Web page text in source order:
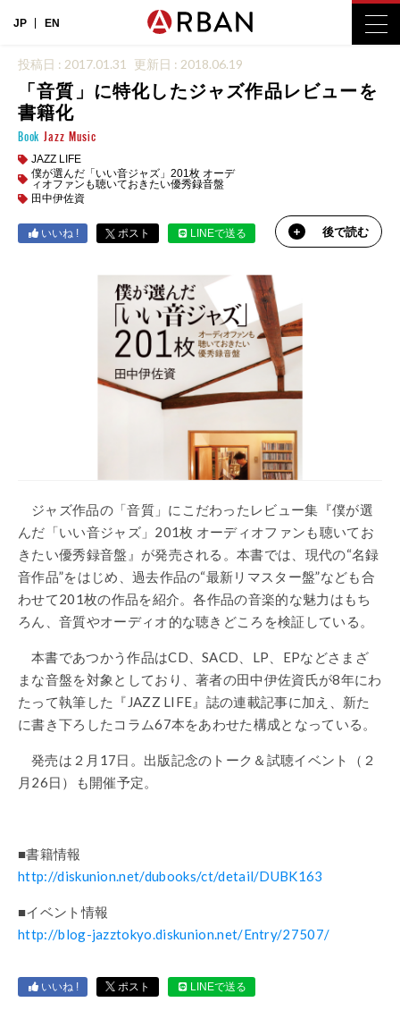
JP EN
投稿日 : 2017.01.31 更新日 : 2018.06.19
「音質」に特化したジャズ作品レビューを
書籍化
Book Jazz Music
JAZZ LIFE
僕が選んだ「いい音ジャズ」201枚 オーデ
ィオファンも聴いておきたい優秀録音盤
田中伊佐資
いいね ! ポスト LINEで送る 後で読む
ジャズ作品の「音質」にこだわったレビュー集『僕が選
んだ「いい音ジャズ」201枚 オーディオファンも聴いてお
きたい優秀録音盤』が発売される。本書では、現代の“名録
音作品”をはじめ、過去作品の“最新リマスター盤”なども合
わせて201枚の作品を紹介。各作品の音楽的な魅力はもち
ろん、音質やオーディオ的な聴きどころを検証している。
本書であつかう作品はCD、SACD、LP、EPなどさまざ
まな音盤を対象としており、著者の田中伊佐資氏が8年にわ
たって執筆した『JAZZ LIFE』誌の連載記事に加え、新た
に書き下ろしたコラム67本をあわせた構成となっている。
発売は２月17日。出版記念のトーク＆試聴イベント（２
月26日）も開催予定。
■書籍情報
http://diskunion.net/dubooks/ct/detail/DUBK163
■イベント情報
http://blog-jazztokyo.diskunion.net/Entry/27507/
いいね ! ポスト LINEで送る